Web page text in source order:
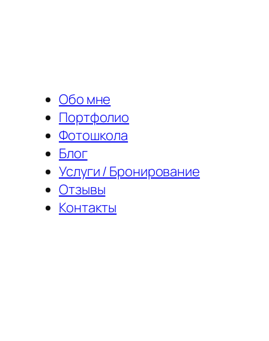
Обо мне
Портфолио
Фотошкола
Блог
Услуги / Бронирование
Отзывы
Контакты